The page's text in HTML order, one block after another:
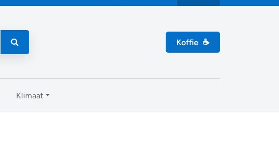
Koffie ☕
Klimaat